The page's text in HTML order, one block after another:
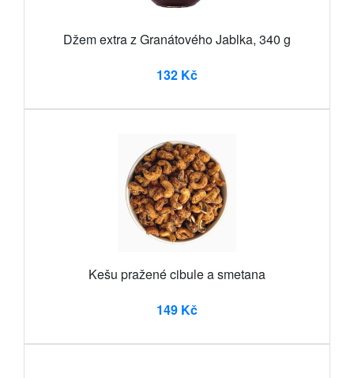
Džem extra z Granátového Jablka, 340 g
132 Kč
Kešu pražené cibule a smetana
149 Kč